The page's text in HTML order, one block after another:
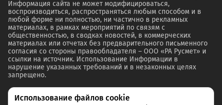
Информация сайта не может модифицироваться,
воспроизводиться, распространяться любым способом и в
любой форме ни полностью, ни частично в рекламных
материалах, в рамках мероприятий по связям с
общественностью, в сводках новостей, в коммерческих
материалах или отчетах без предварительного письменного
согласия со стороны правообладателя – ООО «РА Русмет» и
ссылки на источник. Использование Информации в
нарушение указанных требований и в незаконных целях
запрещено.
Использование файлов cookie